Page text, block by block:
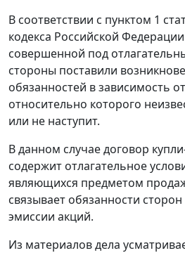
В соответствии с пунктом 1
кодекса Российской Федерации
совершенной под
стороны поставили
обязанностей в зависимость
относительно которого
или не наступит.
В данном случае договор
содержит отлагательное
являющихся предметом
связывает обязанности
эмиссии акций.
Из материалов дела